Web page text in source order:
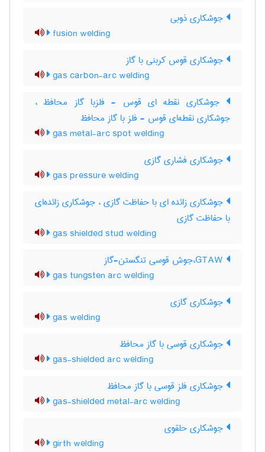
جوشکاری ذوبی
fusion welding
جوشکاری قوس کربنی با گاز
gas carbon-arc welding
جوشکاری نقطه ای قوس - فلزبا گاز محافظ ،
جوشکاری نقطه‌ای قوس - فلز با گاز محافظ
gas metal-arc spot welding
جوشکاری فشاری گازی
gas pressure welding
جوشکاری زائده ای با حفاظت گازی ، جوشکاری زائده‌ای
با حفاظت گازی
gas shielded stud welding
gas tungsten arc welding
جوشکاری گازی
gas welding
جوشکاری قوسی با گاز محافظ
gas-shielded arc welding
جوشکاری فلز قوسی با گاز محافظ
gas-shielded metal-arc welding
جوشکاری حلقوی
girth welding